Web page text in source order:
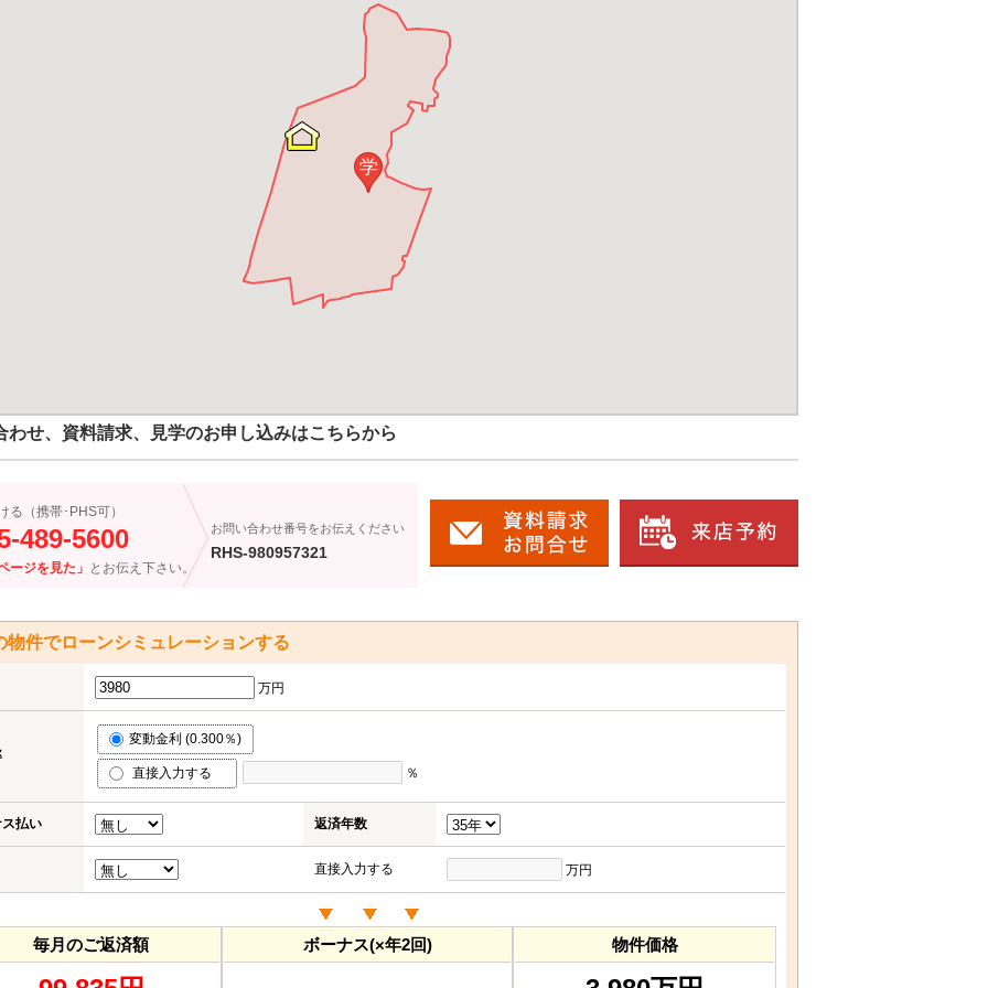
学
わせ、資料請求、見学のお申し込みはこちらから
る（携帯･PHS可）
489-5600
ージを見た」 とお伝え下さい。
お問い合わせ番号をお伝えください
RHS-980957321
物件でローンシミュレーションする
万円
変動金利 (0.300％)
直接入力する ％
払い 返済年数
直接入力する 万円
毎月のご返済額 ボーナス(×年2回) 物件価格